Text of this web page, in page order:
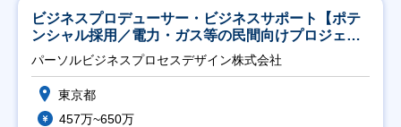
ビジネスプロデューサー・ビジネスサポート【ポテ
ンシャル採用／電力・ガス等の民間向けプロジェク
ト推進】
パーソルビジネスプロセスデザイン株式会社
東京都
457万~650万